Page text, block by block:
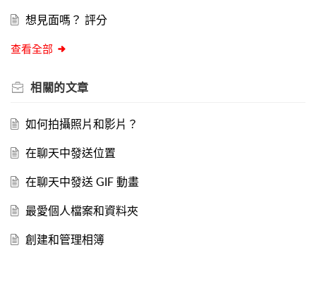
想見面嗎？ 評分
查看全部
相關的文章
如何拍攝照片和影片？
在聊天中發送位置
在聊天中發送 GIF 動畫
最愛個人檔案和資料夾
創建和管理相簿